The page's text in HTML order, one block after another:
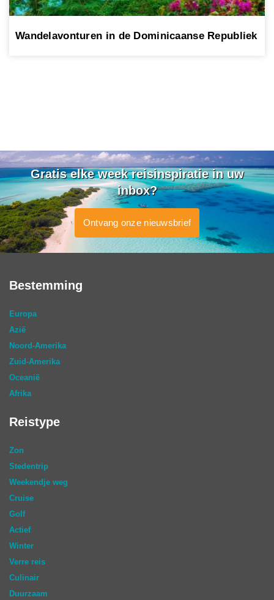
Wandelavonturen in de Dominicaanse Republiek
Gratis elke week reisinspiratie in uw
inbox?
Ontvang onze nieuwsbrief
Bestemming
Europa
Azië
Noord-Amerika
Zuid-Amerika
Oceanië
Afrika
Reistype
Zon
Stedentrip
Weekendje weg
Cruise
Golf
Actief
Winter
Verre reis
Culinair
Duurzaam